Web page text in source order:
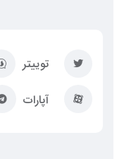
توییتر
آپارات